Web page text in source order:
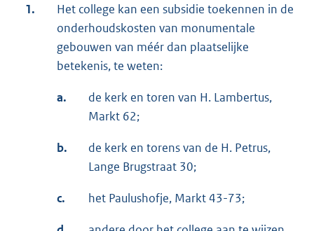
1.
Het college kan een subsidie toekennen in de
onderhoudskosten van monumentale
gebouwen van méér dan plaatselijke
betekenis, te weten:
a.
de kerk en toren van H. Lambertus,
Markt 62;
b.
de kerk en torens van de H. Petrus,
Lange Brugstraat 30;
c. het Paulushofje, Markt 43-73;